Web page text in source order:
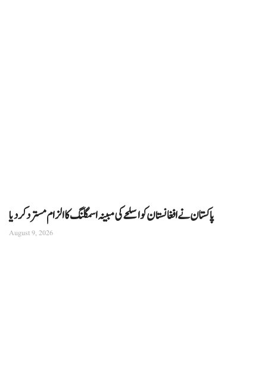
پاکستان نے افغانستان کو اسلحے کی مبینہ اسمگلنگ کا الزام مسترد کردیا
August 9, 2026